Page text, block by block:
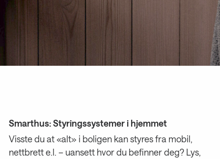
Smarthus: Styringssystemer i hjemmet
Visste du at «alt» i boligen kan styres fra mobil,
nettbrett e.l. – uansett hvor du befinner deg? Lys,